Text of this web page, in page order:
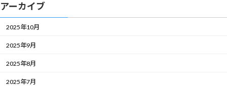
アーカイブ
2025年10月
2025年9月
2025年8月
2025年7月